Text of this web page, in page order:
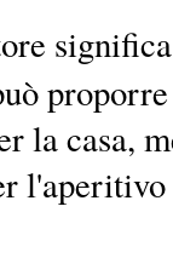
la casa,